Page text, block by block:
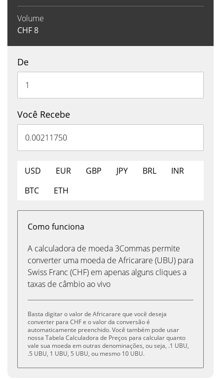
Volume
CHF8
De
Você Recebe
USD EUR GBP JPY BRL
INR
BTC
ETH
Como funciona
A calculadora de moeda 3Commas permite
converter uma moeda de Africarare (UBU) para
Swiss Franc (CHF) em apenas alguns cliques a
taxas de câmbio ao vivo
Basta digitar o valor de Africarare que você deseja
converter para CHF e o valor da conversão é
automaticamente preenchido. Você também pode usar
nossa Tabela Calculadora de Preços para calcular quanto
vale sua moeda em outras denominações, ou seja, .1 UBU,
.5 UBU, 1 UBU, 5 UBU, ou mesmo 10 UBU.